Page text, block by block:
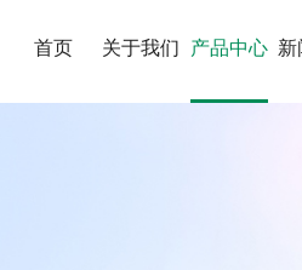
首页 关于我们 产品中心 新